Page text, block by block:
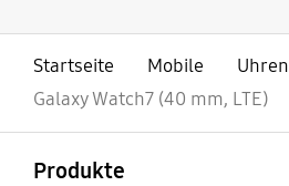
Startseite Mobile
Uhren
Galaxy Watch7 (40 mm, LTE)
Produkte